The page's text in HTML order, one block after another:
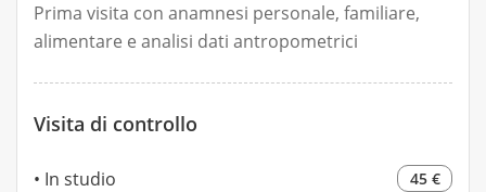
Prima visita con anamnesi personale, familiare,
alimentare e analisi dati antropometrici
Visita di controllo
In studio 45 €